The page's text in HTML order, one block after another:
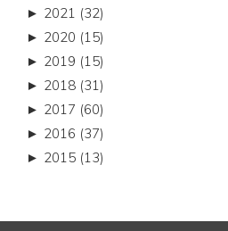
► 2021 (32)
► 2020 (15)
► 2019 (15)
► 2018 (31)
► 2017 (60)
► 2016 (37)
► 2015 (13)